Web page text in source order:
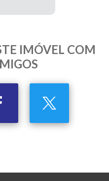
IMÓVEL COM